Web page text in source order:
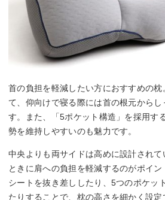
首の負担を軽減したい方におすすめの
て、仰向けで寝る際には首の根元からし
す。また、「5ポケット構造」を採用す
勢を維持しやすいのも魅力です。
中央よりも両サイドは高めに設計され
ときに肩への負担を軽減するのがポイ
シートを抜き差ししたり、5つのポケッ
たりすることで、枕の高さを細かく設定